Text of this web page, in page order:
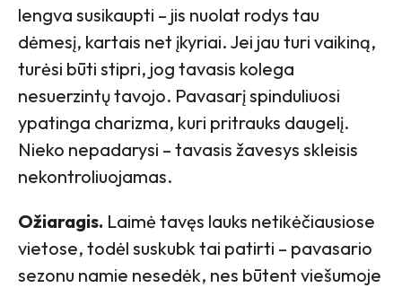
lengva susikaupti – jis nuolat rodys tau
dėmesį, kartais net įkyriai. Jei jau turi vaikiną,
turėsi būti stipri, jog tavasis kolega
nesuerzintų tavojo. Pavasarį spinduliuosi
ypatinga charizma, kuri pritrauks daugelį.
Nieko nepadarysi – tavasis žavesys skleisis
nekontroliuojamas.
Ožiaragis. Laimė tavęs lauks netikėčiausiose
vietose, todėl suskubk tai patirti – pavasario
sezonu namie nesedėk, nes būtent viešumoje